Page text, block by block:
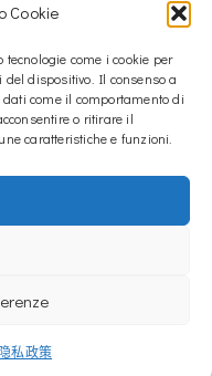
Cookie
come i cookie per
dispositivo. Il consenso a
come il comportamento di
o ritirare il
caratteristiche e funzioni.
隐私政策
Sos Nurattolos
l'Unesco